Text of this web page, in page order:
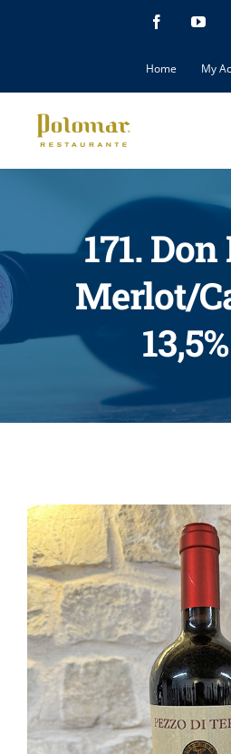
Facebook
Home My
171.
Merlot/